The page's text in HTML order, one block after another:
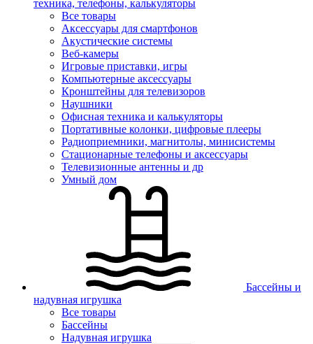
техника, телефоны, калькуляторы
Все товары
Аксессуары для смартфонов
Акустические системы
Веб-камеры
Игровые приставки, игры
Компьютерные аксессуары
Кронштейны для телевизоров
Наушники
Офисная техника и калькуляторы
Портативные колонки, цифровые плееры
Радиоприемники, магнитолы, минисистемы
Стационарные телефоны и аксессуары
Телевизионные антенны и др
Умный дом
Бассейны и
надувная игрушка
Все товары
Бассейны
Надувная игрушка